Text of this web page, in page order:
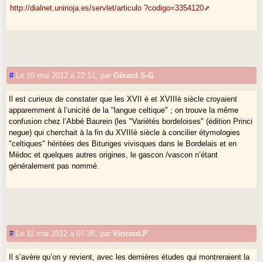
http://dialnet.unirioja.es/servlet/articulo ?codigo=3354120
# Le 10 mai 2012 à 22:51 parGérard S-G
Il est curieux de constater que les XVII è et XVIIIè siècle croyaient
apparemment à l’unicité de la "langue celtique" ; on trouve la même
confusion chez l’Abbé Baurein (les "Variétés bordeloises" (édition Princi
negue) qui cherchait à la fin du XVIIIè siècle à concilier étymologies
"celtiques" héritées des Bituriges vivisques dans le Bordelais et en
Médoc et quelques autres origines, le gascon /vascon n’étant
généralement pas nommé.
# Le 11 mai 2012 à 07:36 parVincent.P
Il s’avère qu’on y revient, avec les dernières études qui montreraient la